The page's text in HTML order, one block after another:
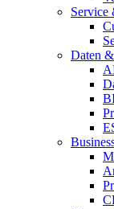
Service
Daten